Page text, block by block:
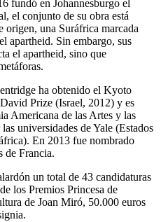
fundó en Johannesburgo el
el conjunto de su obra está
origen, una Suráfrica marcada
apartheid. Sin embargo, sus
el apartheid, sino que
ha obtenido el Kyoto
Prize (Israel, 2012) y es
Americana de las Artes y las
universidades de Yale (Estados
En 2013 fue nombrado
de Francia.
un total de 43 candidaturas
los Premios Princesa de
de Joan Miró, 50.000 euros